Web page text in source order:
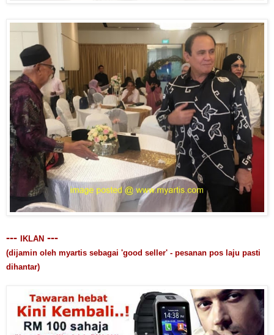
--- IKLAN ---
(dijamin oleh myartis sebagai 'good seller' - pesanan pos laju pasti
dihantar)